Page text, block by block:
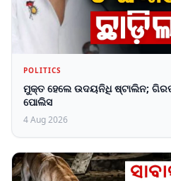
POLITICS
ମୁକ୍ତ ହେଲେ ଉଦୟନିଧି ଷ୍ଟାଲିନ;
ପୋଲିସ
4 Aug 2026